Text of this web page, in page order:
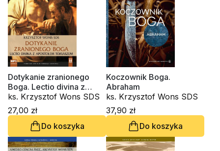
Dotykanie zranionego
Boga. Lectio divina z
Apostołem Tomaszem
(CD -audiobook)
ks. Krzysztof Wons SDS
27,00 zł
Do koszyka
Koczownik Boga.
Abraham
ks. Krzysztof Wons SDS
37,90 zł
Do koszyka